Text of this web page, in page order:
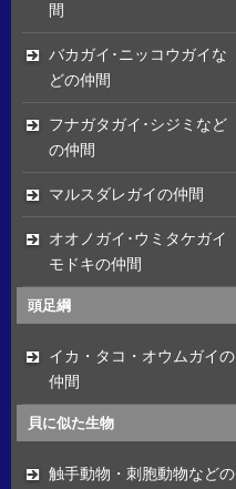
間
バカガイ･ニッコウガイな
どの仲間
フナガタガイ･シジミなど
の仲間
マルスダレガイの仲間
オオノガイ･ウミタケガイ
モドキの仲間
頭足綱
イカ・タコ・オウムガイの
仲間
貝に似た生物
触手動物・刺胞動物などの